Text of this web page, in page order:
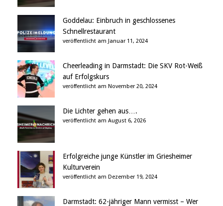
Goddelau: Einbruch in geschlossenes
Schnellrestaurant
veröffentlicht am Januar 11, 2024
Cheerleading in Darmstadt: Die SKV Rot-Weiß
auf Erfolgskurs
veröffentlicht am November 20, 2024
Die Lichter gehen aus….
veröffentlicht am August 6, 2026
Erfolgreiche junge Künstler im Griesheimer
Kulturverein
veröffentlicht am Dezember 19, 2024
Darmstadt: 62-jähriger Mann vermisst – Wer